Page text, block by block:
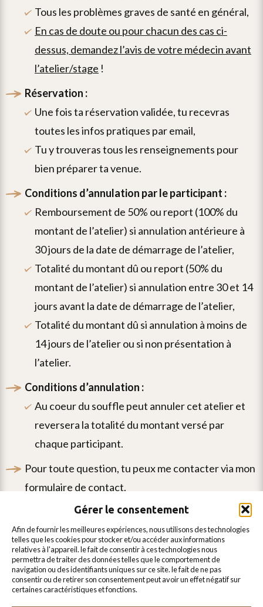
Gérer le consentement
afin de fournir les meilleures expériences, nous utilisons des technologies
telles que les cookies pour stocker et/ou accéder aux informations
relatives à l'appareil. le fait de consentir à ces technologies nous
permettra de traiter des données telles que le comportement de
navigation ou des identifiants uniques sur ce site. le fait de ne pas
consentir ou de retirer son consentement peut avoir un effet négatif sur
certaines caractéristiques et fonctions.
tous les problèmes graves de santé en général,
en cas de doute ou pour chacun des cas ci-
dessus, demandez l’avis de votre médecin avant
l’atelier/stage !
réservation :
une fois ta réservation validée, tu recevras
toutes les infos pratiques par email,
tu y trouveras tous les renseignements pour
bien préparer ta venue.
conditions d’annulation par le participant :
remboursement de 50% ou report (100% du
montant de l’atelier) si annulation antérieure à
30 jours de la date de démarrage de l’atelier,
totalité du montant dû ou report (50% du
montant de l’atelier) si annulation entre 30 et 14
jours avant la date de démarrage de l’atelier,
totalité du montant dû si annulation à moins de
14 jours de l’atelier ou si non présentation à
l’atelier.
conditions d’annulation :
au coeur du souffle peut annuler cet atelier et
reversera la totalité du montant versé par
chaque participant.
pour toute question, tu peux me contacter via mon
formulaire de contact.
Inscris-toi à ma lettre d'information
pour ne rien rater !